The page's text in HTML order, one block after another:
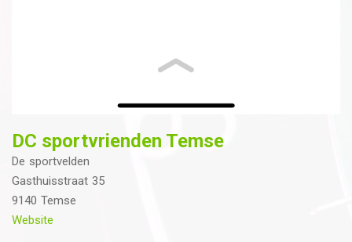
DC sportvrienden Temse
De sportvelden
Gasthuisstraat 35
9140 Temse
Website